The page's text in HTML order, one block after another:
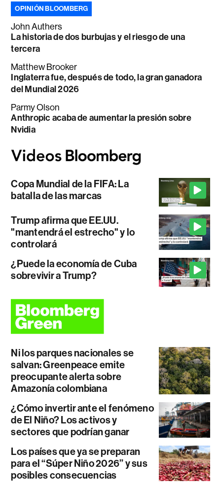
OPINIÓN BLOOMBERG
John Authers
La historia de dos burbujas y el riesgo de una
tercera
Matthew Brooker
Inglaterra fue, después de todo, la gran ganadora
del Mundial 2026
Parmy Olson
Anthropic acaba de aumentar la presión sobre
Nvidia
Copa Mundial de la FIFA: La
batalla de las marcas
Trump afirma que EE.UU.
"mantendrá el estrecho" y lo
controlará
¿Puede la economía de Cuba
sobrevivir a Trump?
Ni los parques nacionales se
salvan: Greenpeace emite
preocupante alerta sobre
Amazonía colombiana
¿Cómo invertir ante el fenómeno
de El Niño? Los activos y
sectores que podrían ganar
Los países que ya se preparan
para el “Súper Niño 2026” y sus
posibles consecuencias